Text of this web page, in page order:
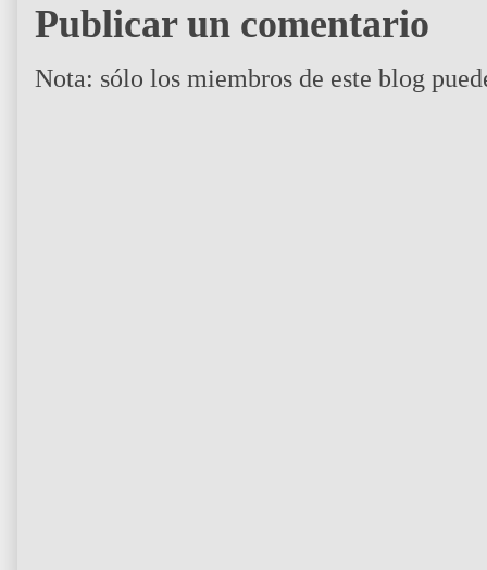
Publicar un comentario
Nota: sólo los miembros de este blog